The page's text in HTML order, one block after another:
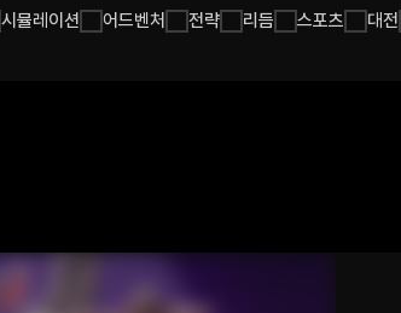
시뮬레이션 어드벤처 전략 리듬 스포츠 대전